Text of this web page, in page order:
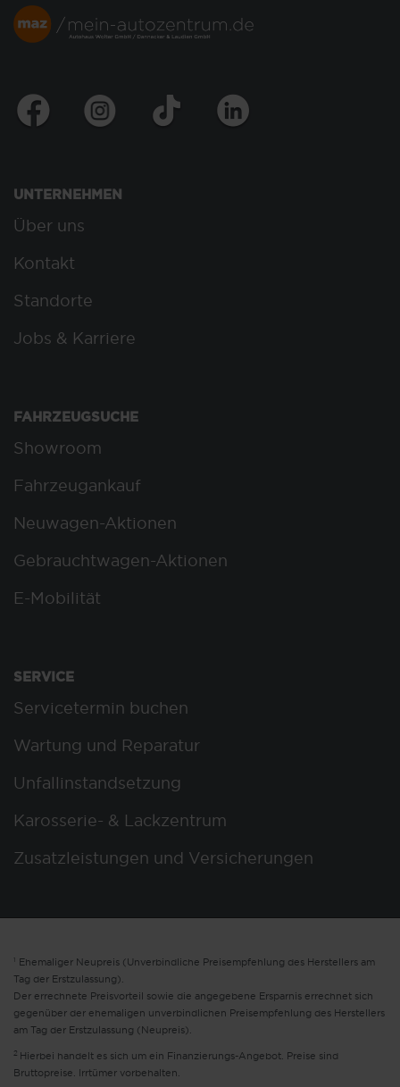
UNTERNEHMEN
Über uns
Kontakt
Standorte
Jobs & Karriere
FAHRZEUGSUCHE
Showroom
Fahrzeugankauf
Neuwagen-Aktionen
Gebrauchtwagen-Aktionen
E-Mobilität
SERVICE
Servicetermin buchen
Wartung und Reparatur
Unfallinstandsetzung
Karosserie- & Lackzentrum
Zusatzleistungen und Versicherungen
1 Ehemaliger Neupreis (Unverbindliche Preisempfehlung des Herstellers am
Tag der Erstzulassung).
Der errechnete Preisvorteil sowie die angegebene Ersparnis errechnet sich
gegenüber der ehemaligen unverbindlichen Preisempfehlung des Herstellers
am Tag der Erstzulassung (Neupreis).
2 Hierbei handelt es sich um ein Finanzierungs-Angebot. Preise sind
Bruttopreise. Irrtümer vorbehalten.